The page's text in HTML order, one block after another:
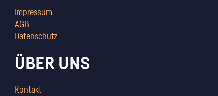
Impressum
AGB
Datenschutz
ÜBER UNS
Kontakt